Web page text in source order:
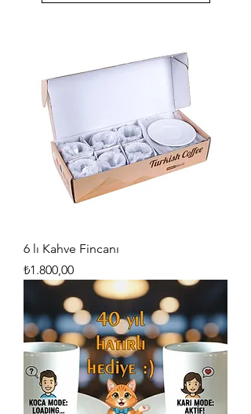
6 lı Kahve Fincanı
Fiyat
₺1.800,00